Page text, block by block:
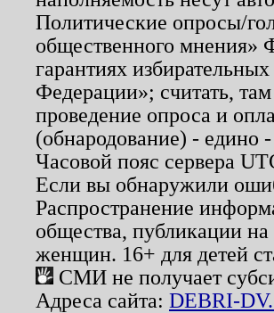
Политические опросы/
общественного мнения»
гарантиях
Федерации»; считать,
проведение опроса и
(обнародование) - едино
Часовой пояс сервера
Если вы обнаружили
Распространение
общества, публикации
женщин. 16+ для детей
СМИ не получает
Адреса сайта: DEBRI-